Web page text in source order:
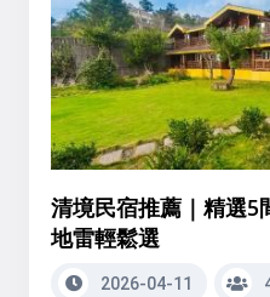
清境民宿推薦｜精選5
地雷輕鬆選
2026-04-11